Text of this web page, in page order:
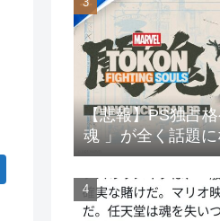
【悲報】PS独占
魂 」が全く話題